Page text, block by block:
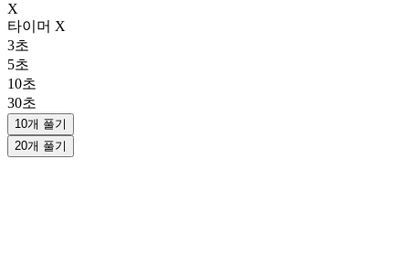
X
타이머 X
3초
5초
10초
30초
10개 풀기
20개 풀기